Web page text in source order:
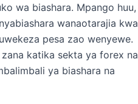
wa biashara. Mpango huu,
wanaotarajia kwa
pesa zao wenyewe.
katika sekta ya forex na
ya biashara na